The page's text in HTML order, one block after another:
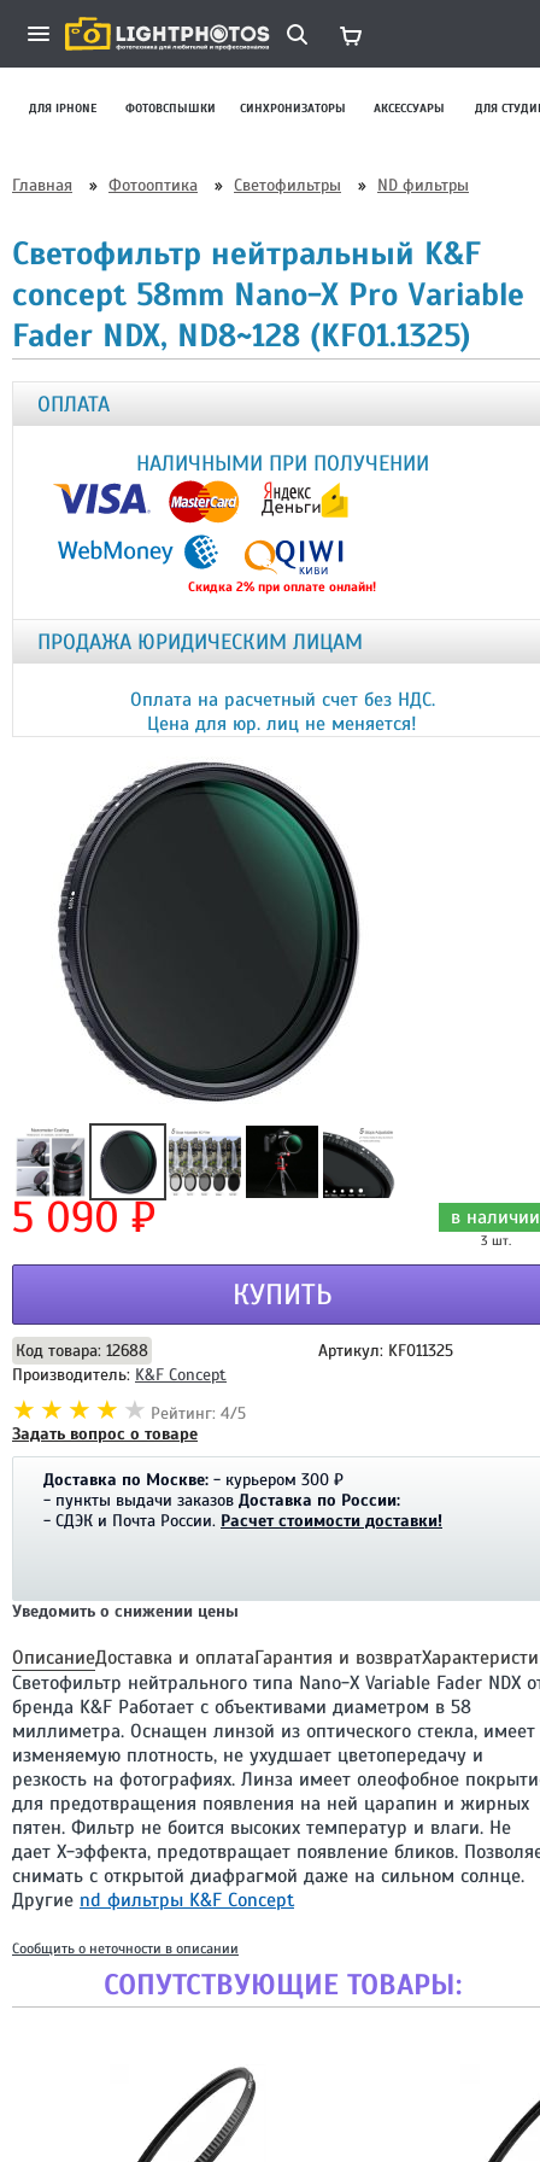
ДЛЯ IPHONE ФОТОВСПЫШКИ СИНХРОНИЗАТОРЫ АКСЕССУАРЫ ДЛЯ
Главная » Фотооптика » Светофильтры » ND фильтры
Светофильтр нейтральный K&F
concept 58mm Nano-X Pro Variable
Fader NDX, ND8~128 (KF01.1325)
ОПЛАТА
НАЛИЧНЫМИ ПРИ ПОЛУЧЕНИИ
Скидка 2% при оплате онлайн!
ПРОДАЖА ЮРИДИЧЕСКИМ ЛИЦАМ
Оплата на расчетный счет без НДС.
Цена для юр. лиц не меняется!
5 090 ₽ в наличии
3 шт.
КУПИТЬ
Код товара: 12688
Артикул: KF011325
Производитель: K&F Concept
Рейтинг: 4/5
Задать вопрос о товаре
Доставка по Москве: - курьером 300 ₽
- пункты выдачи заказов Доставка по России:
- СДЭК и Почта России. Расчет стоимости доставки!
Уведомить о снижении цены
ОписаниеДоставка и оплатаГарантия и возврат
Светофильтр нейтрального типа Nano-X Variable Fader NDX
бренда K&F Работает с объективами диаметром в 58
миллиметра. Оснащен линзой из оптического стекла, имеет
изменяемую плотность, не ухудшает цветопередачу и
резкость на фотографиях. Линза имеет олеофобное
для предотвращения появления на ней царапин и жирных
пятен. Фильтр не боится высоких температур и влаги. Не
дает X-эффекта, предотвращает появление бликов.
снимать с открытой диафрагмой даже на сильном солнце.
Другие nd фильтры K&F Concept
Сообщить о неточности в описании
СОПУТСТВУЮЩИЕ ТОВАРЫ: